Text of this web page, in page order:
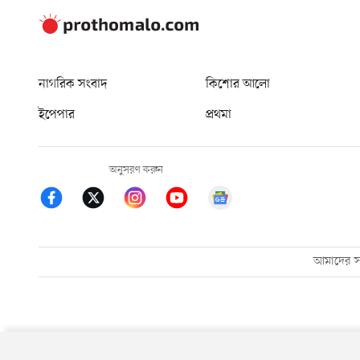
নাগরিক সংবাদ কিশোর আলো
ইপেপার
প্রথমা
অনুসরণ করুন
আমাদের